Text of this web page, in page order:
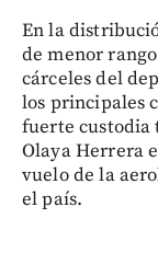
En la
de menor
cárceles del
los principales
fuerte custodia
Olaya Herrera
vuelo de la
el país.